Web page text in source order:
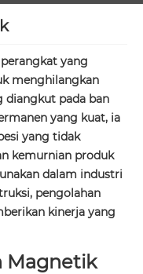
yang
menghilangkan
diangkut pada ban
yang kuat, ia
yang tidak
kemurnian produk
dalam industri
pengolahan
kinerja yang
Magnetik